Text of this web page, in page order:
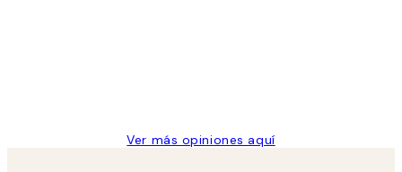
Ver más opiniones aquí